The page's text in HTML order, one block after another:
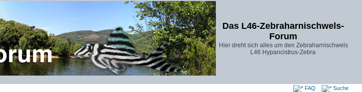
Das L46-Zebraharnischwels-
Forum
Hier dreht sich alles um den Zebraharnischwels
L46 Hypancistrus-Zebra
FAQ Suche